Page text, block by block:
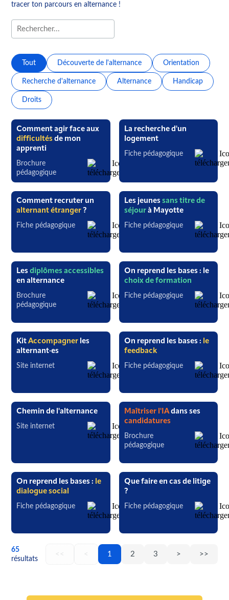
tracer ton parcours en alternance !
Tout Découverte de l'alternance Orientation
Recherche d'alternance Alternance Handicap
Droits
Comment agir face aux
difficultés de mon
apprenti
Brochure
pédagogique
La recherche d'un
logement
Fiche pédagogique
Comment recruter un
alternant étranger ?
Fiche pédagogique
Les jeunes sans titre de
séjourà Mayotte
Fiche pédagogique
Lesdiplômes accessibles
en alternance
Brochure
pédagogique
On reprend les bases : le
choix de formation
Fiche pédagogique
KitAccompagner les
alternant·es
Site internet
On reprend les bases : le
feedback
Fiche pédagogique
Chemin de l'alternance
Site internet
Maîtriser l'IAdans ses
candidatures
Brochure
pédagogique
On reprend les bases : le
dialogue social
Fiche pédagogique
Que faire en cas de litige
?
Fiche pédagogique
65
résultats
<< < 1 2 3 > >>